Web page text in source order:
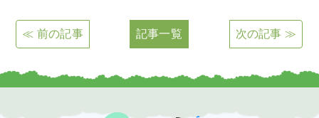
≪ 前の記事 記事一覧 次の記事 ≫